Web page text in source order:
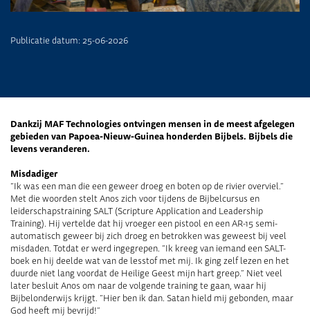
Publicatie datum: 25-06-2026
Dankzij MAF Technologies ontvingen mensen in de meest afgelegen
gebieden van Papoea-Nieuw-Guinea honderden Bijbels. Bijbels die
levens veranderen.
Misdadiger
“Ik was een man die een geweer droeg en boten op de rivier overviel.”
Met die woorden stelt Anos zich voor tijdens de Bijbelcursus en
leiderschapstraining SALT (Scripture Application and Leadership
Training). Hij vertelde dat hij vroeger een pistool en een AR-15 semi-
automatisch geweer bij zich droeg en betrokken was geweest bij veel
misdaden. Totdat er werd ingegrepen. “Ik kreeg van iemand een SALT-
boek en hij deelde wat van de lesstof met mij. Ik ging zelf lezen en het
duurde niet lang voordat de Heilige Geest mijn hart greep.” Niet veel
later besluit Anos om naar de volgende training te gaan, waar hij
Bijbelonderwijs krijgt. “Hier ben ik dan. Satan hield mij gebonden, maar
God heeft mij bevrijd!”